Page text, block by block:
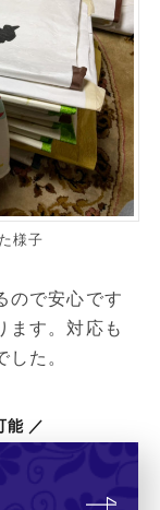
様子
ので安心です
ます。対応も
た。
能 ／